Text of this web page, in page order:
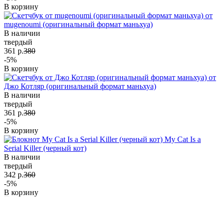
В корзину
от
mugenoumi (оригинальный формат маньхуа)
В наличии
твердый
361 р.380
-5%
В корзину
от
Джо Котляр (оригинальный формат маньхуа)
В наличии
твердый
361 р.380
-5%
В корзину
My Cat Is a
Serial Killer (черный кот)
В наличии
твердый
342 р.360
-5%
В корзину